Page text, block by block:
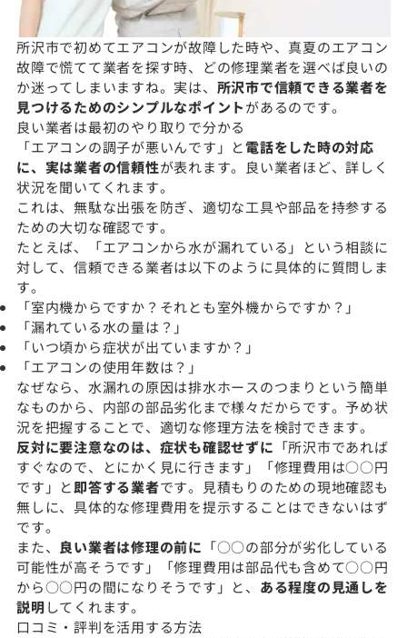
所沢市で初めてエアコンが故障した時や、真夏のエアコン
故障で慌てて業者を探す時、どの修理業者を選べば良いの
か迷ってしまいますね。実は、 所沢市で信頼できる業者を
見つけるためのシンプルなポイントがあるのです。
良い業者は最初のやり取りで分かる
「エアコンの調子が悪いんです」と電話をした時の対応
に、実は業者の信頼性が表れます。良い業者ほど、詳しく
状況を聞いてくれます。
これは、無駄な出張を防ぎ、適切な工具や部品を持参する
ための大切な確認です。
たとえば、「エアコンから水が漏れている」という相談に
対して、信頼できる業者は以下のように具体的に質問しま
す。
「室内機からですか？それとも室外機からですか？」
「漏れている水の量は？」
「いつ頃から症状が出ていますか？」
「エアコンの使用年数は？」
なぜなら、水漏れの原因は排水ホースのつまりという簡単
なものから、内部の部品劣化まで様々だからです。予め状
況を把握することで、適切な修理方法を検討できます。
反対に要注意なのは、症状も確認せずに 「所沢市であれば
すぐなので、とにかく見に行きます」「修理費用は○○円
です」と即答する業者です。見積もりのための現地確認も
無しに、具体的な修理費用を提示することはできないはず
です。
また、 良い業者は修理の前に 「○○の部分が劣化している
可能性が高そうです」「修理費用は部品代も含めて○○円
から○○円の間になりそうです」と、 ある程度の見通しを
説明してくれます。
口コミ・評判を活用する方法